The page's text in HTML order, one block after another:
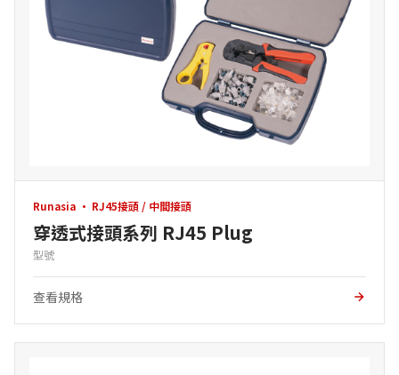
Runasia · RJ45接頭 / 中間接頭
穿透式接頭系列 RJ45 Plug
型號
查看規格